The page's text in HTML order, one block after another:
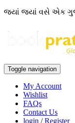
જ્યાં જ્યાં વસે એક
Toggle navigation
My Account
Wishlist
FAQs
Contact Us
login /Register